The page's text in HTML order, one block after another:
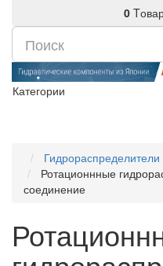
0
Категории
Гидрораспределители
Ротационнные
соединение